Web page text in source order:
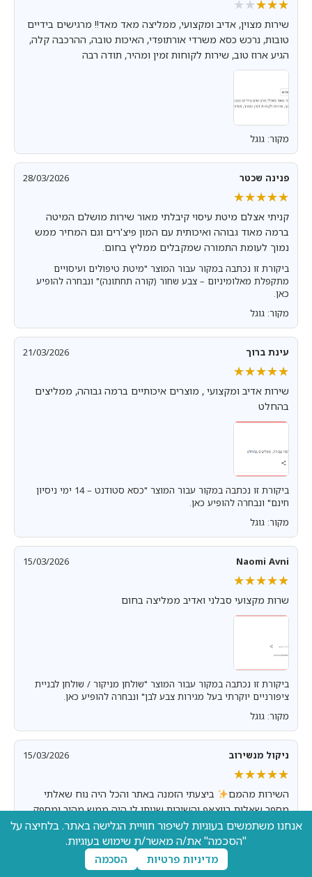
★★★★★
★★★★★
שירות מצוין, אדיב ומקצועי, ממליצה מאד מאד!! מרגישים בידיים
טובות, נרכש כסא משרדי אורתופדי, האיכות טובה, ההרכבה קלה,
הגיע ארוז טוב, שירות לקוחות זמין ומהיר, תודה רבה
מקור: גוגל
פנינה שכטר 28/03/2026
★★★★★
★★★★★
קניתי אצלם מיטת עיסוי קיבלתי מאור שירות מושלם המיטה
ברמה מאוד גבוהה ואיכותית עם המון פיצ'רים וגם המחיר ממש
נמוך לעומת התמורה שמקבלים ממליץ בחום.
ביקורת זו נכתבה במקור עבור המוצר "מיטת טיפולים ועיסויים
מתקפלת מאלומיניום – צבע שחור (קורה תחתונה)" ונבחרה להופיע
כאן.
מקור: גוגל
עינת ברוך 21/03/2026
★★★★★
★★★★★
שירות אדיב ומקצועי , מוצרים איכותיים ברמה גבוהה, ממליצים
בהחלט
ביקורת זו נכתבה במקור עבור המוצר "כסא סטודנט – 14 ימי ניסיון
חינם" ונבחרה להופיע כאן.
מקור: גוגל
Naomi Avni
15/03/2026
★★★★★
★★★★★
שרות מקצועי סבלני ואדיב ממליצה בחום
ביקורת זו נכתבה במקור עבור המוצר "שולחן מניקור / שולחן לבניית
ציפורניים יוקרתי בעל מגירות צבע לבן" ונבחרה להופיע כאן.
מקור: גוגל
ניקול מנשירוב 15/03/2026
★★★★★
★★★★★
השירות מהמם
ביצעתי הזמנה באתר והכל היה נוח שאלתי
מספר שאלות בווצאפ והשירות שניתן לי היה ממש מהיר ומספק
ועזרו לי תוך כמה דק בודדות באמת אנשים מדהימים ומוצרים
איכותיים ברמות!!!!
אנחנו משתמשים בעוגיות לשיפור חוויית הגלישה באתר. בלחיצה על
"הסכמה" את/ה מאשר/ת שימוש בעוגיות.
מדיניות פרטיות הסכמה